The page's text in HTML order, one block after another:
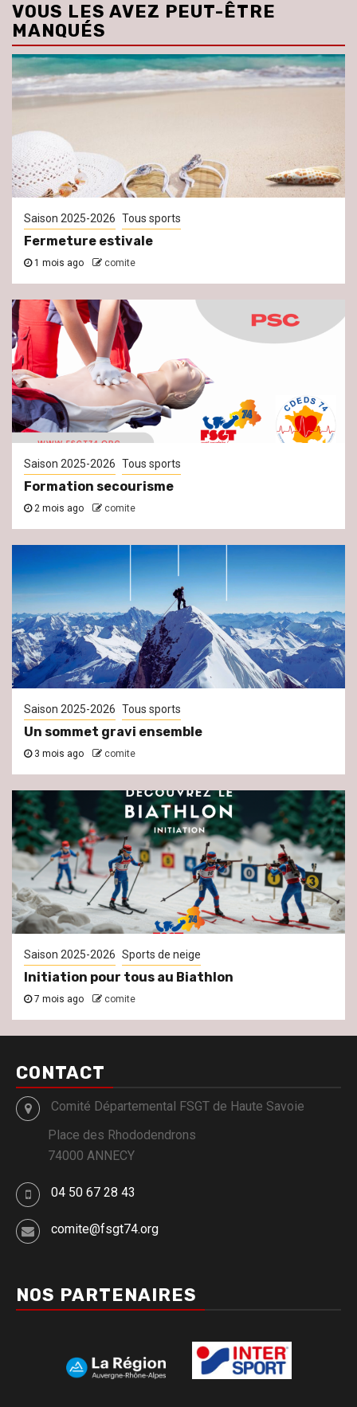
VOUS LES AVEZ PEUT-ÊTRE
MANQUÉS
Saison 2025-2026 Tous sports
Fermeture estivale
1 mois ago comite
Saison 2025-2026 Tous sports
Formation secourisme
2 mois ago comite
Saison 2025-2026 Tous sports
Un sommet gravi ensemble
3 mois ago comite
Saison 2025-2026 Sports de neige
Initiation pour tous au Biathlon
7 mois ago comite
CONTACT
Comité Départemental FSGT de Haute Savoie
Place des Rhododendrons
74000 ANNECY
04 50 67 28 43
comite@fsgt74.org
NOS PARTENAIRES